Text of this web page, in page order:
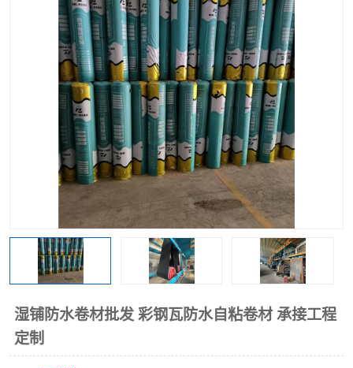
湿铺防水卷材批发 彩钢瓦防水自粘卷材 承接工程
定制